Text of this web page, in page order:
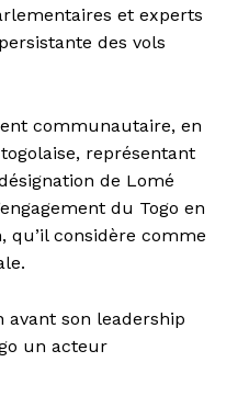
et experts
des vols
communautaire, en
représentant
de Lomé
du Togo en
qu’il considère comme
avant son leadership
un acteur